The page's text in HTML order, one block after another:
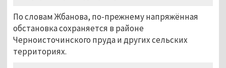
По словам Жбанова, по-прежнему напряжённая
обстановка сохраняется в районе
Черноисточинского пруда и других сельских
территориях.